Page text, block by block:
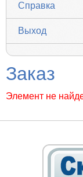
Справка
Выход
Заказ
Элемент не